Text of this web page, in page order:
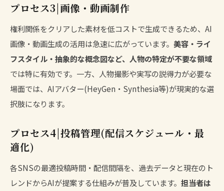
プロセス3|画像・動画制作
権利関係をクリアした素材を低コストで生成できるため、AI
画像・動画生成の活用は急速に広がっています。 美容・ライ
フスタイル・抽象的な概念図など、人物の特定が不要な領域
では特に有効です。一方、人物撮影や実写の説得力が必要な
場面では、AIアバター(HeyGen・Synthesia等)が現実的な選
択肢になります。
プロセス4|投稿管理(配信スケジュール・最
適化)
各SNSの最適投稿時間・配信間隔を、過去データと現在のト
レンドからAIが提案する仕組みが普及しています。 担当者は